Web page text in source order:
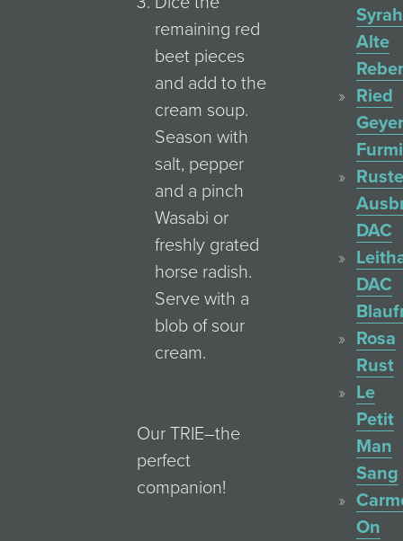
remaining red
beet pieces
and add to the
cream soup.
Season with
salt, pepper
and a pinch
Wasabi or
freshly grated
horse radish.
Serve with a
blob of sour
cream.
Our TRIE–the
perfect
companion!
Syrah
Alte
Ried
DAC
DAC
Rosa
Rust
Le
Petit
Man
Sang
On